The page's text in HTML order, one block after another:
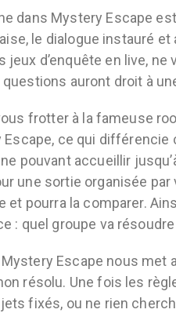
dans Mystery Escape
le dialogue instauré et
jeux d’enquête en live,
auront droit à
frotter à la fameuse
ce qui
pouvant accueillir
une sortie organisée
pourra la comparer.
: quel groupe va
Escape nous
résolu. Une fois les
fixés, ou ne rien